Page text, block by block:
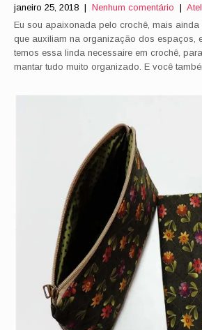
janeiro 25, 2018 | Nenhum comentário |
Eu sou apaixonada pelo crochê, mais ainda
que auxiliam na organização dos espaços,
temos essa linda necessaire em crochê,
mantar tudo muito organizado. E você